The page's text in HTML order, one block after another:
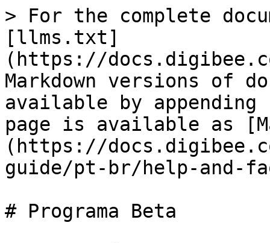
> For the complete
[llms.txt]
(https://
Markdown versions of
available by
page is available as
(https://
guide/pt-br/help-and-
# Programa Beta